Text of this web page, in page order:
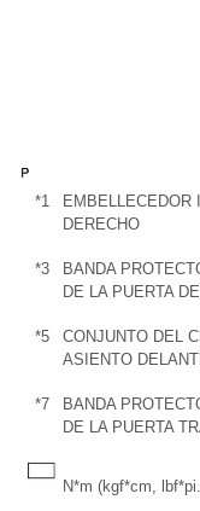
*1
EMBELLECEDOR
DERECHO
*3
BANDA
DE LA PUERTA
*5
CONJUNTO DEL
ASIENTO
*7
BANDA
DE LA PUERTA
N*m (kgf*cm,